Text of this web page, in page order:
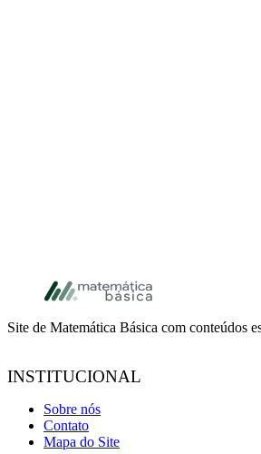
Footer
Site de Matemática Básica com conteúdos
INSTITUCIONAL
Sobre nós
Contato
Mapa do Site